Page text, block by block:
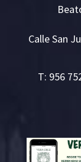
Calle San
T: 956